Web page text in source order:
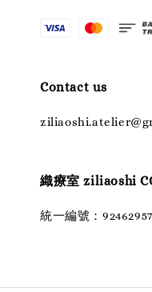
Contact us
織療室 ziliaoshi
統一編號：92462957